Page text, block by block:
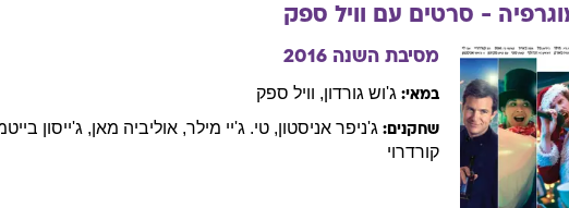
- סרטים עם וויל ספק
מסיבת השנה 2016
במאי: ג'וש גורדון, וויל ספק
שחקנים: ג'ניפר אניסטון, טי. ג'יי מילר, אוליביה מאן, ג'ייסון
קורדרוי